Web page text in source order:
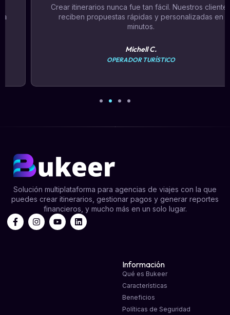
Crear itinerarios nunca fue tan fácil. Nuestros clientes
reciben propuestas rápidas y personalizadas en
minutos.
Michell C.
OPERADOR TURÍSTICO
Solución multiplataforma para agencias de viajes con la que
puedes crear itinerarios, gestionar pagos y generar reportes
financieros, y mucho más en un solo lugar.
Información
Qué es Bukeer
Características
Beneficios
Políticas de Seguridad